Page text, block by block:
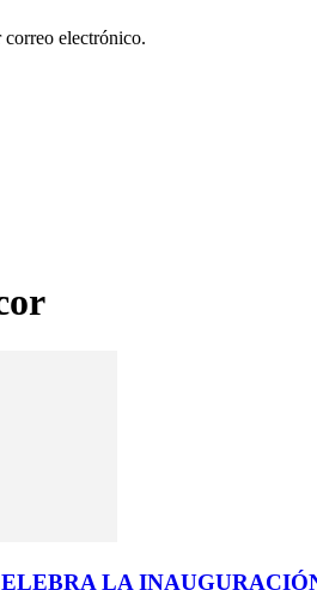
correo electrónico.
LA